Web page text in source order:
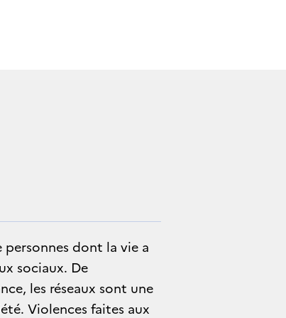
dont la vie a
sociaux. De
les réseaux sont une
Violences faites aux